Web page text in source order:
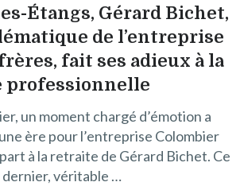
Étangs, Gérard Bichet,
de l’entreprise
fait ses adieux à la
professionnelle
un moment chargé d’émotion a
ère pour l’entreprise Colombier
à la retraite de Gérard Bichet. Ce
dernier, véritable …